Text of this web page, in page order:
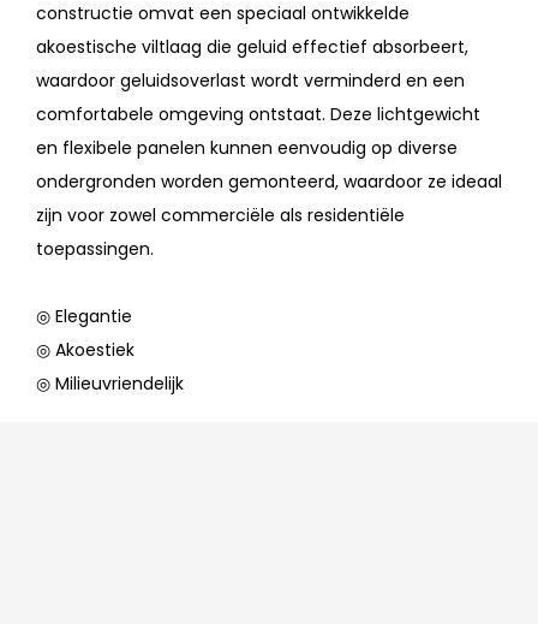
constructie omvat een speciaal ontwikkelde
akoestische viltlaag die geluid effectief absorbeert,
waardoor geluidsoverlast wordt verminderd en een
comfortabele omgeving ontstaat. Deze lichtgewicht
en flexibele panelen kunnen eenvoudig op diverse
ondergronden worden gemonteerd, waardoor ze ideaal
zijn voor zowel commerciële als residentiële
toepassingen.
◎ Elegantie
◎ Akoestiek
◎ Milieuvriendelijk